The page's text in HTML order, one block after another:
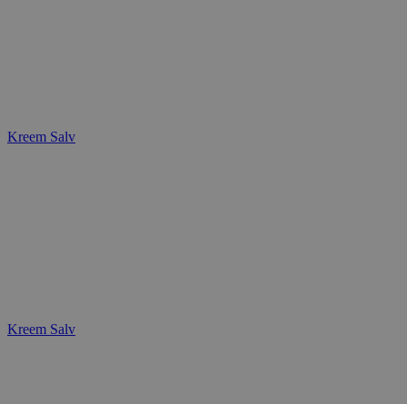
Kreem Salv
Kreem Salv